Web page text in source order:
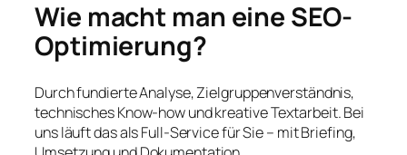
Wie macht man eine SEO-
Optimierung?
Durch fundierte Analyse, Zielgruppenverständnis,
technisches Know-how und kreative Textarbeit. Bei
uns läuft das als Full-Service für Sie – mit Briefing,